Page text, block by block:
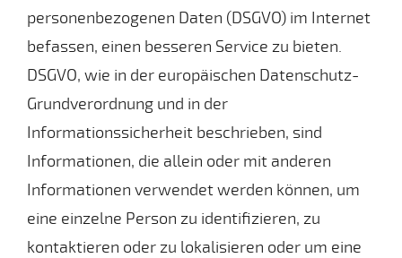
personenbezogenen Daten (DSGVO) im Internet
befassen, einen besseren Service zu bieten.
DSGVO, wie in der europäischen Datenschutz-
Grundverordnung und in der
Informationssicherheit beschrieben, sind
Informationen, die allein oder mit anderen
Informationen verwendet werden können, um
eine einzelne Person zu identifizieren, zu
kontaktieren oder zu lokalisieren oder um eine